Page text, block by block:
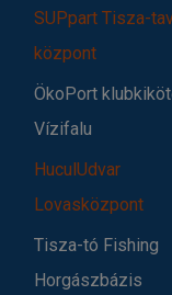
SUPpart Tisza-
központ
ÖkoPort
Vízifalu
HuculUdvar
Lovasközpont
Tisza-tó Fishing
Horgászbázis